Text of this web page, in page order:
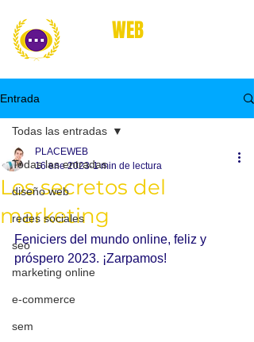
WEB
Entrada
Todas las entradas
diseño web
redes sociales
seo
marketing online
e-commerce
sem
Todas las entradas
Los secretos del
marketing
PLACEWEB
16 ene 2023 1 min de lectura
Feniciers del mundo online, feliz y
próspero 2023. ¡Zarpamos!